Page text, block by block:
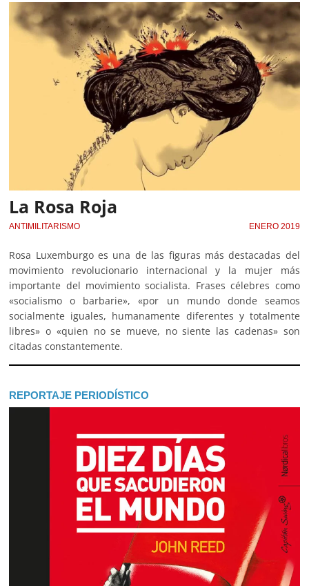
La Rosa Roja
ANTIMILITARISMO ENERO 2019
Rosa Luxemburgo es una de las figuras más destacadas del
movimiento revolucionario internacional y la mujer más
importante del movimiento socialista. Frases célebres como
«socialismo o barbarie», «por un mundo donde seamos
socialmente iguales, humanamente diferentes y totalmente
libres» o «quien no se mueve, no siente las cadenas» son
citadas constantemente.
REPORTAJE PERIODÍSTICO